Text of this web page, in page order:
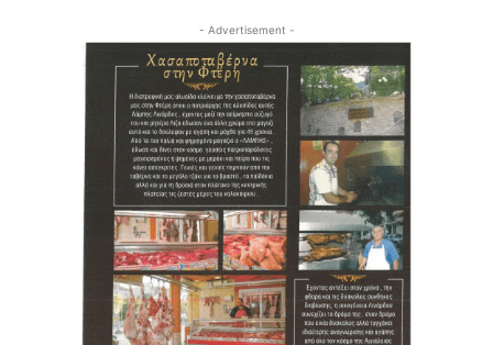
- Advertisement -